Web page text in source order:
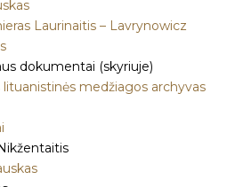
Laurinaitis – Lavrynowicz
dokumentai (skyriuje)
lituanistinės medžiagos archyvas